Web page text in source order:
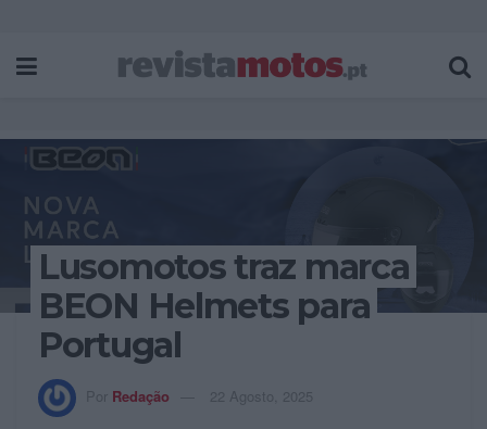
Lusomotos traz marca
BEON Helmets para
Portugal
Por Redação 22 Agosto, 2025